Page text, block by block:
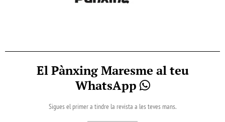
El Pànxing Maresme al teu
WhatsApp
Sigues el primer a tindre la revista a les teves mans.